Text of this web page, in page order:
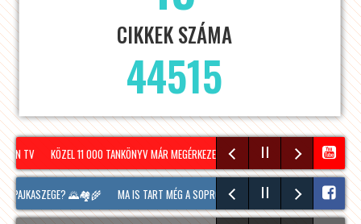
CIKKEK SZÁMA
44515
TV KÖZEL 11 000 TANKÖNYV MÁR MEGÉRKEZETT SOPRONBA A KÖVETKEZŐ TANÉVRE!
PAJKASZEGE? 🌄🏘️🌾 MA IS TART MÉG A SOPRONI BORÜNNEP, 20 ÓRAKOR A